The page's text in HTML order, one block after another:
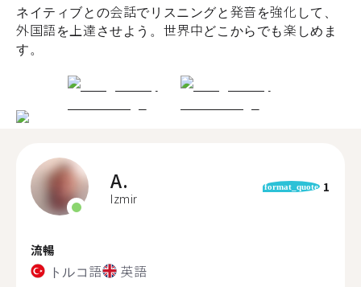
ネイティブとの会話でリスニングと発音を強化して、
外国語を上達させよう。世界中どこからでも楽しめま
す。
A.
Izmir
format_quote 1
流暢
トルコ語 英語